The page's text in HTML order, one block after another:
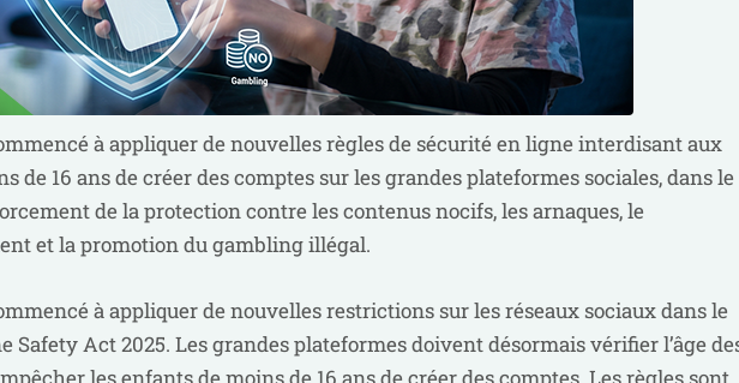
à appliquer de nouvelles règles de sécurité en ligne interdisant aux
de 16 ans de créer des comptes sur les grandes plateformes sociales, dans le
de la protection contre les contenus nocifs, les arnaques, le
et la promotion du gambling illégal.
à appliquer de nouvelles restrictions sur les réseaux sociaux dans le
Safety Act 2025. Les grandes plateformes doivent désormais vérifier l’âge